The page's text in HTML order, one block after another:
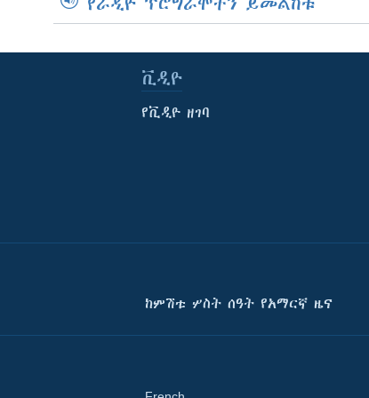
ቪዲዮ
የቪዲዮ ዘገባ
ከምሽቱ ሦስት ሰዓት የአማርኛ ዜና